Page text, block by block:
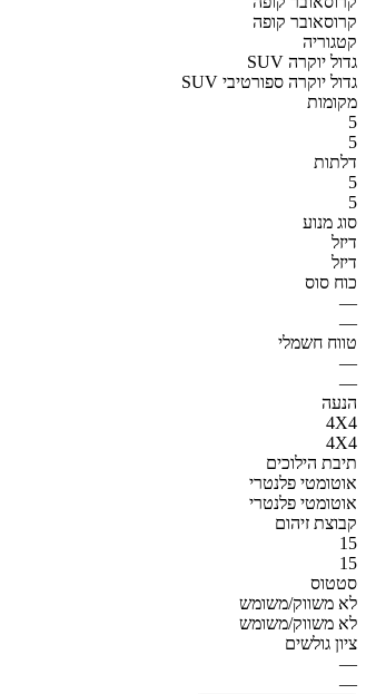
קרוסאובר קופה
קטגוריה
SUV גדול יוקרה
SUV גדול יוקרה ספורטיבי
מקומות
5
5
דלתות
5
5
סוג מנוע
דיזל
דיזל
כוח סוס
—
—
טווח חשמלי
—
—
הנעה
4X4
4X4
תיבת הילוכים
אוטומטי פלנטרי
אוטומטי פלנטרי
קבוצת זיהום
15
15
סטטוס
לא משווק/משומש
לא משווק/משומש
ציון גולשים
—
—